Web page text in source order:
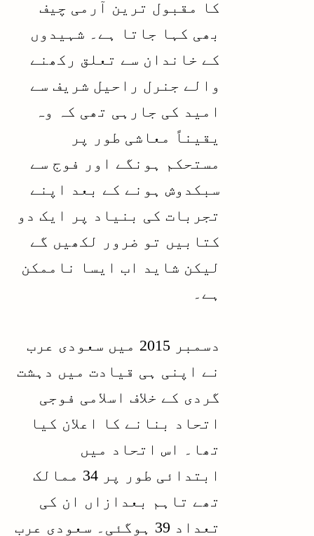
کا مقبول ترین آرمی چیف
بھی کہا جاتا ہے۔ شہیدوں
کے خاندان سے تعلق رکھنے
والے جنرل راحیل شریف سے
امید کی جارہی تھی کہ وہ
یقیناً معاشی طور پر
مستحکم ہونگے اور فوج سے
سبکدوش ہونے کے بعد اپنے
تجربات کی بنیاد پر ایک دو
کتابیں تو ضرور لکھیں گے
لیکن شاید اب ایسا ناممکن
ہے۔
دسمبر 2015 میں سعودی عرب
نے اپنی ہی قیادت میں دہشت
گردی کے خلاف اسلامی فوجی
اتحاد بنانے کا اعلان کیا
تھا۔ اس اتحاد میں
ابتدائی طور پر 34 ممالک
تھے تاہم بعدازاں ان کی
تعداد 39 ہوگئی۔ سعودی عرب